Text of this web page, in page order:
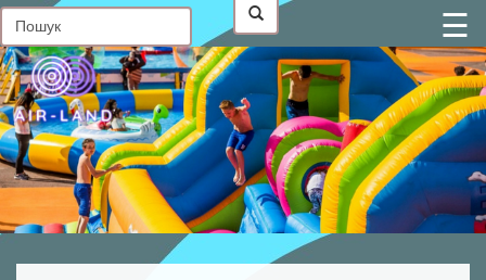
☰
Головна
Контакти
Про
нас
Статті
В
наявності
Фото
від